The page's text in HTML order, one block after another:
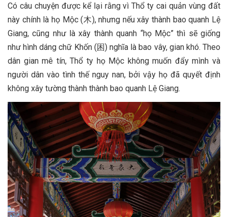
Có câu chuyện được kể lại rằng vì Thổ ty cai quản vùng đất
này chính là họ Mộc (木), nhưng nếu xây thành bao quanh Lệ
Giang, cũng như là xây thành quanh “họ Mộc” thì sẽ giống
như hình dáng chữ Khốn (困) nghĩa là bao vây, gian khó. Theo
dân gian mê tín, Thổ ty họ Mộc không muốn đẩy mình và
người dân vào tình thế nguy nan, bởi vậy họ đã quyết định
không xây tường thành thành bao quanh Lệ Giang.